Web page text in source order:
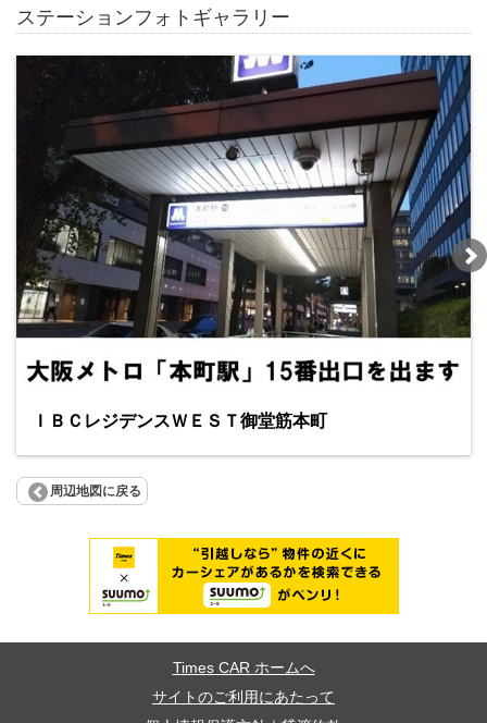
ステーションフォトギャラリー
ＩＢＣレジデンスＷＥＳＴ御堂筋本町
周辺地図に戻る
Times CAR ホームへ
サイトのご利用にあたって